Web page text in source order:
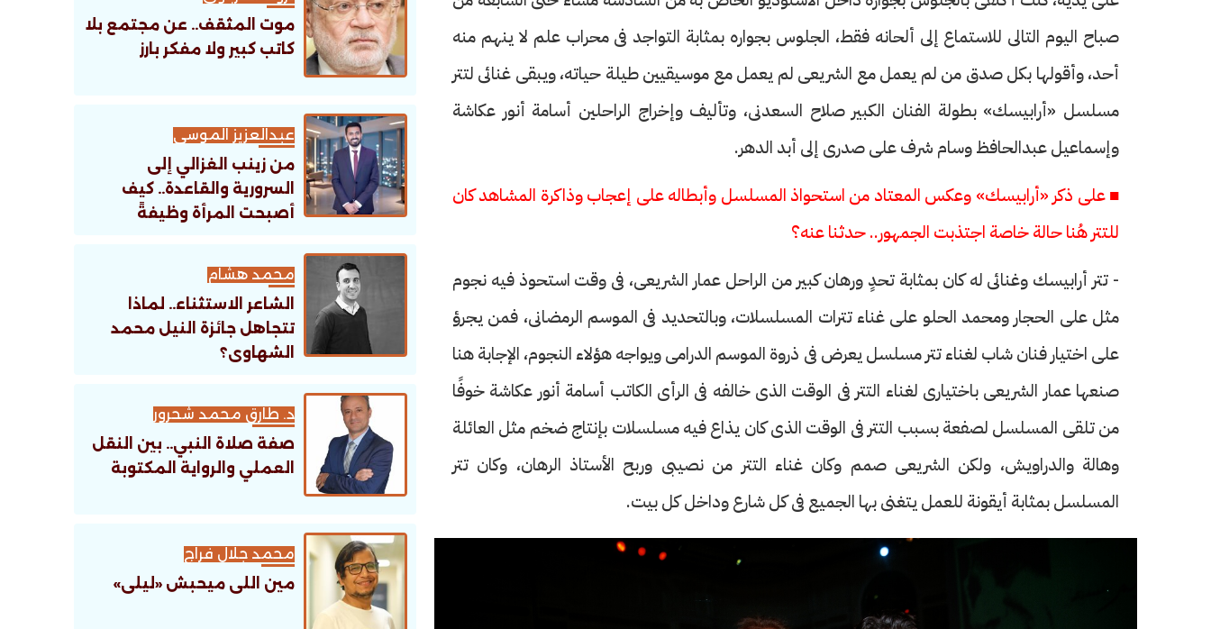
صباح اليوم التالى للاستماع إلى ألحانه فقط، الجلوس بجواره بمثابة التواجد فى محراب علم لا ينهم منه
أحد، وأقولها بكل صدق من لم يعمل مع الشريعى لم يعمل مع موسيقيين طيلة حياته، ويبقى غنائى لتتر
مسلسل «أرابيسك» بطولة الفنان الكبير صلاح السعدنى، وتأليف وإخراج الراحلين أسامة أنور عكاشة
وإسماعيل عبدالحافظ وسام شرف على صدرى إلى أبد الدهر.
■ على ذكر «أرابيسك» وعكس المعتاد من استحواذ المسلسل وأبطاله على إعجاب وذاكرة المشاهد كان
للتتر هُنا حالة خاصة اجتذبت الجمهور.. حدثنا عنه؟
- تتر أرابيسك وغنائى له كان بمثابة تحدٍ ورهان كبير من الراحل عمار الشريعى، فى وقت استحوذ فيه نجوم
مثل على الحجار ومحمد الحلو على غناء تترات المسلسلات، وبالتحديد فى الموسم الرمضانى، فمن يجرؤ
على اختيار فنان شاب لغناء تتر مسلسل يعرض فى ذروة الموسم الدرامى ويواجه هؤلاء النجوم، الإجابة هنا
صنعها عمار الشريعى باختيارى لغناء التتر فى الوقت الذى خالفه فى الرأى الكاتب أسامة أنور عكاشة خوفًا
من تلقى المسلسل لصفعة بسبب التتر فى الوقت الذى كان يذاع فيه مسلسلات بإنتاج ضخم مثل العائلة
وهالة والدراويش، ولكن الشريعى صمم وكان غناء التتر من نصيبى وربح الأستاذ الرهان، وكان تتر
المسلسل بمثابة أيقونة للعمل يتغنى بها الجميع فى كل شارع وداخل كل بيت.
موت المثقف.. عن مجتمع بلا
كاتب كبير ولا مفكر بارز
عبدالعزيز الموسى
من زينب الغزالي إلى
السرورية والقاعدة.. كيف
أصبحت المرأة وظيفةً
محمد هشام
الشاعر الاستثناء.. لماذا
تتجاهل جائزة النيل محمد
الشهاوى؟
د. طارق محمد شحرور
صفة صلاة النبي.. بين النقل
العملي والرواية المكتوبة
محمد جلال فراج
مين اللى ميحبش «ليلى»